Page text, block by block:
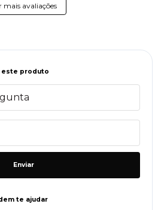
mais avaliações
este produto
Enviar
te ajudar